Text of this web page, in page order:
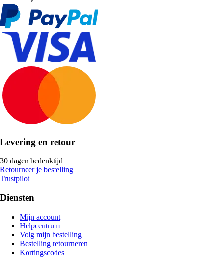
Levering en retour
30 dagen bedenktijd
Retourneer je bestelling
Trustpilot
Diensten
Mijn account
Helpcentrum
Volg mijn bestelling
Bestelling retourneren
Kortingscodes